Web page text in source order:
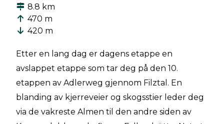
8.8 km
470 m
420 m
Etter en lang dag er dagens etappe en
avslappet etappe som tar deg på den 10.
etappen av Adlerweg gjennom Filztal. En
blanding av kjerreveier og skogsstier leder deg
via de vakreste Almen til den andre siden av